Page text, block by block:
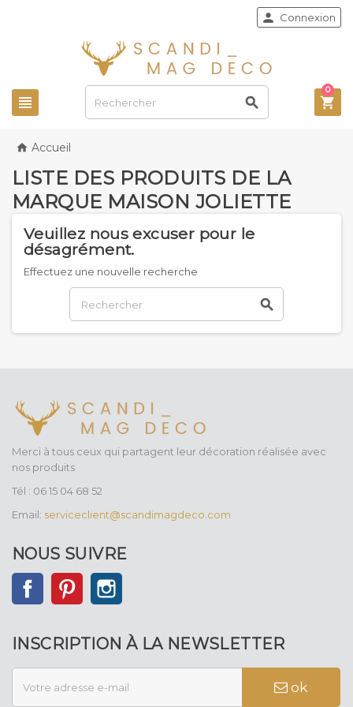
 
 Connexion

0
 Accueil
LISTE DES PRODUITS DE LA
MARQUE MAISON JOLIETTE
Veuillez nous excuser pour le
désagrément.
Effectuez une nouvelle recherche

Merci à tous ceux qui partagent leur décoration réalisée avec
nos produits
Tél : 06 15 04 68 52
Email: serviceclient@scandimagdeco.com
NOUS SUIVRE
FacebookPinterest
INSCRIPTION À LA NEWSLETTER
ok